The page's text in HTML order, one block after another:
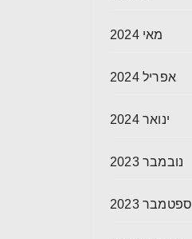
מאי 2024
אפריל 2024
ינואר 2024
נובמבר 2023
ספטמבר 2023